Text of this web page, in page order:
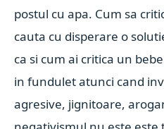
postul cu apa. Cum sa
cauta cu disperare o
ca si cum ai critica un
in fundulet atunci cand
agresive, jignitoare,